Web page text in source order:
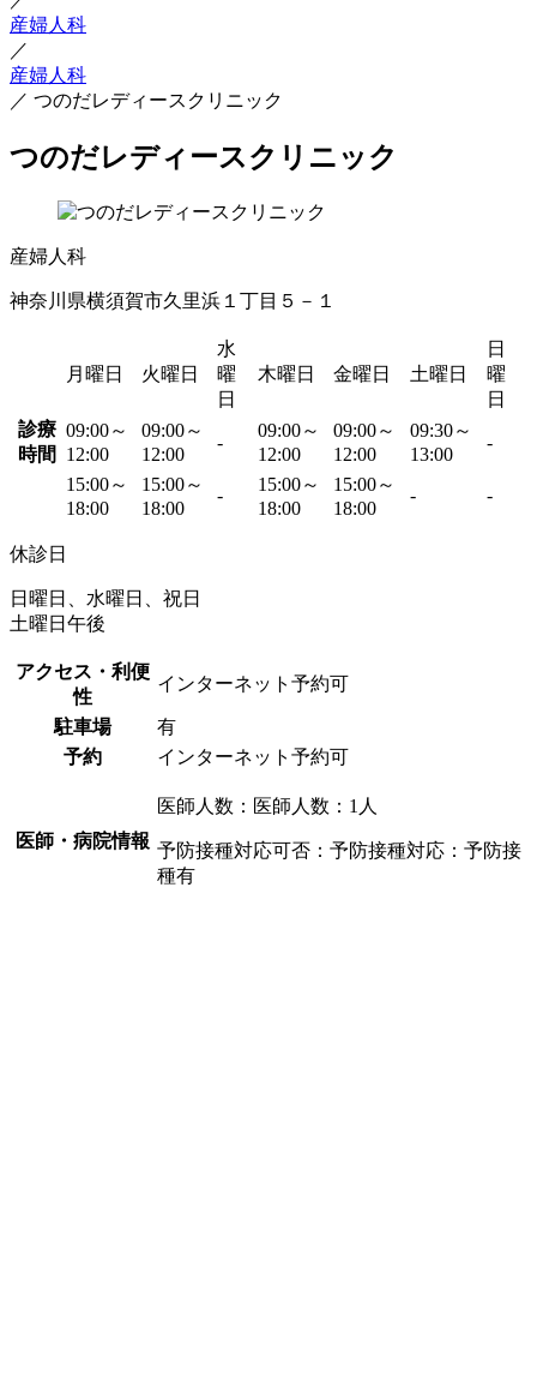
産婦人科
／
産婦人科
／ つのだレディースクリニック
つのだレディースクリニック
産婦人科
神奈川県横須賀市久里浜１丁目５－１
月曜日 火曜日
水
曜
日
木曜日 金曜日 土曜日
日
曜
日
診療
時間
09:00～
12:00
09:00～
12:00
-
09:00～
12:00
09:00～
12:00
09:30～
13:00
-
15:00～
18:00
15:00～
18:00
-
15:00～
18:00
15:00～
18:00
- -
休診日
日曜日、水曜日、祝日
土曜日午後
アクセス・利便
性
インターネット予約可
駐車場
有
予約
インターネット予約可
医師・病院情報
医師人数：医師人数：1人
予防接種対応可否：予防接種対応：予防接
種有